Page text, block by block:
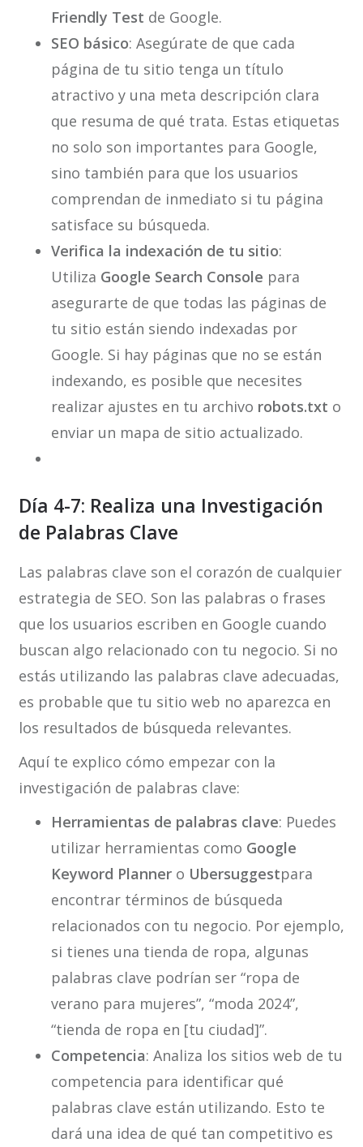
Friendly Test de Google.
SEO básico: Asegúrate de que cada
página de tu sitio tenga un título
atractivo y una meta descripción clara
que resuma de qué trata. Estas etiquetas
no solo son importantes para Google,
sino también para que los usuarios
comprendan de inmediato si tu página
satisface su búsqueda.
Verifica la indexación de tu sitio:
Utiliza Google Search Console para
asegurarte de que todas las páginas de
tu sitio están siendo indexadas por
Google. Si hay páginas que no se están
indexando, es posible que necesites
realizar ajustes en tu archivo robots.txt o
enviar un mapa de sitio actualizado.
Día 4-7: Realiza una Investigación
de Palabras Clave
Las palabras clave son el corazón de cualquier
estrategia de SEO. Son las palabras o frases
que los usuarios escriben en Google cuando
buscan algo relacionado con tu negocio. Si no
estás utilizando las palabras clave adecuadas,
es probable que tu sitio web no aparezca en
los resultados de búsqueda relevantes.
Aquí te explico cómo empezar con la
investigación de palabras clave:
Herramientas de palabras clave: Puedes
utilizar herramientas como Google
Keyword Plannero Ubersuggestpara
encontrar términos de búsqueda
relacionados con tu negocio. Por ejemplo,
si tienes una tienda de ropa, algunas
palabras clave podrían ser “ropa de
verano para mujeres”, “moda 2024”,
“tienda de ropa en [tu ciudad]”.
Competencia: Analiza los sitios web de tu
competencia para identificar qué
palabras clave están utilizando. Esto te
dará una idea de qué tan competitivo es